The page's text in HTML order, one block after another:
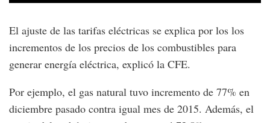
El ajuste de las tarifas eléctricas se explica por los los
incrementos de los precios de los combustibles para
generar energía eléctrica, explicó la CFE.
Por ejemplo, el gas natural tuvo incremento de 77% en
diciembre pasado contra igual mes de 2015. Además, el